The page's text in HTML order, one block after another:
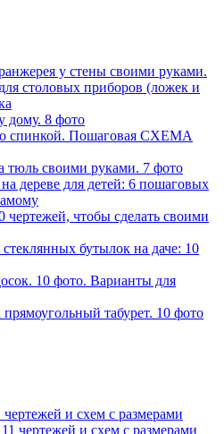
у стены своими руками.
столовых приборов (ложек и
дому. 8 фото
спинкой. Пошаговая СХЕМА
тюль своими руками. 7 фото
дереве для детей: 6 пошаговых
чертежей, чтобы сделать своими
бутылок на даче: 10
10 фото. Варианты для
табурет. 10 фото
и схем с размерами